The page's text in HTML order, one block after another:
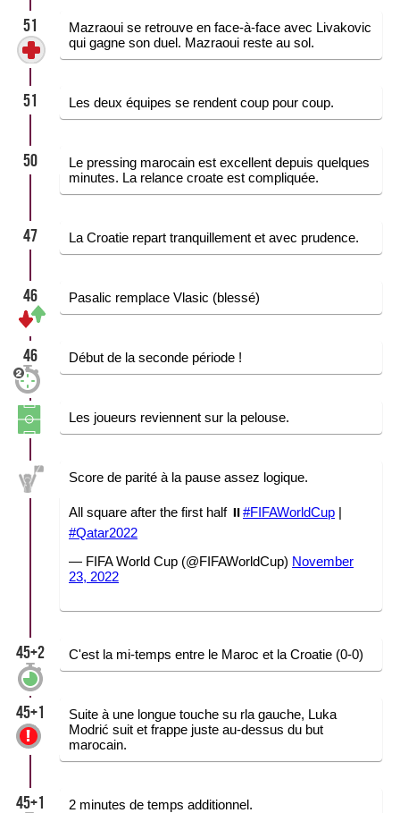
51
Mazraoui se retrouve en face-à-face avec Livakovic
qui gagne son duel. Mazraoui reste au sol.
51 Les deux équipes se rendent coup pour coup.
50
Le pressing marocain est excellent depuis quelques
minutes. La relance croate est compliquée.
47 La Croatie repart tranquillement et avec prudence.
46 Pasalic remplace Vlasic (blessé)
46 Début de la seconde période !
Les joueurs reviennent sur la pelouse.
Score de parité à la pause assez logique.
All square after the first half ⏸️#FIFAWorldCup |
#Qatar2022
— FIFA World Cup (@FIFAWorldCup) November
23, 2022
45+2 C'est la mi-temps entre le Maroc et la Croatie (0-0)
45+1
Suite à une longue touche su rla gauche, Luka
Modrić suit et frappe juste au-dessus du but
marocain.
45+1 2 minutes de temps additionnel.